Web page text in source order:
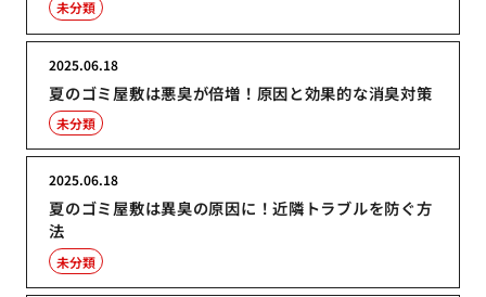
未分類
夏のゴミ屋敷は悪臭が倍増！原因と効果的な消臭対策
2025.06.18
未分類
夏のゴミ屋敷は異臭の原因に！近隣トラブルを防ぐ方
法
2025.06.18
未分類